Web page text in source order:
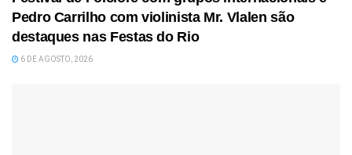
Pedro Carrilho com violinista Mr. Vlalen são
destaques nas Festas do Rio
6 DE AGOSTO, 2026